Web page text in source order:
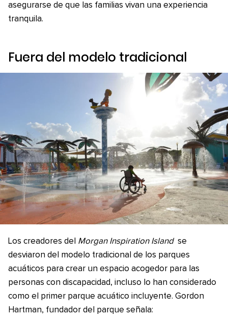
asegurarse de que las familias vivan una experiencia
tranquila.
Fuera del modelo tradicional
Los creadores del Morgan Inspiration Island se
desviaron del modelo tradicional de los parques
acuáticos para crear un espacio acogedor para las
personas con discapacidad, incluso lo han considerado
como el primer parque acuático incluyente. Gordon
Hartman, fundador del parque señala: